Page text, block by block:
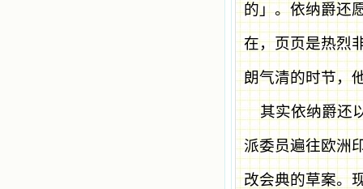
的」。依纳爵还
在，页页是热烈
朗气清的时节，
其实依纳爵还
派委员遍往欧洲
改会典的草案。